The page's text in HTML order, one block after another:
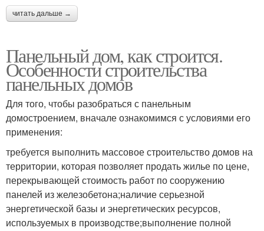
читать дальше →
Панельный дом, как строится.
Особенности строительства
панельных домов
Для того, чтобы разобраться с панельным
домостроением, вначале ознакомимся с условиями его
применения:
требуется выполнить массовое строительство домов на
территории, которая позволяет продать жилье по цене,
перекрывающей стоимость работ по сооружению
панелей из железобетона;наличие серьезной
энергетической базы и энергетических ресурсов,
используемых в производстве;выполнение полной